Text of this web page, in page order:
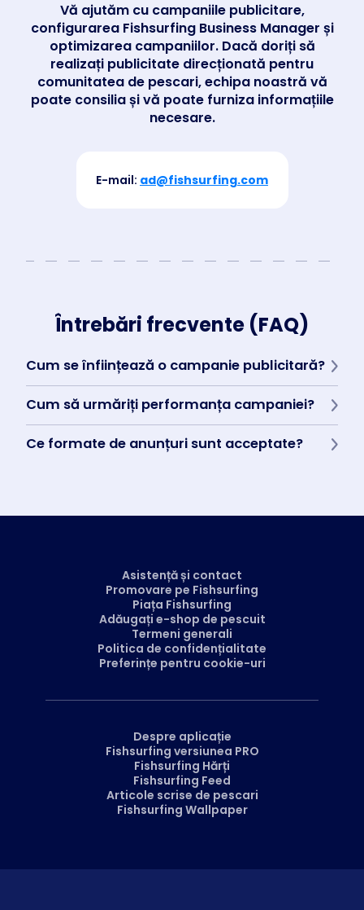
Vă ajutăm cu campaniile publicitare,
configurarea Fishsurfing Business Manager și
optimizarea campaniilor. Dacă doriți să
realizați publicitate direcționată pentru
comunitatea de pescari, echipa noastră vă
poate consilia și vă poate furniza informațiile
necesare.
E-mail: ad@fishsurfing.com
Întrebări frecvente (FAQ)
Cum se înființează o campanie publicitară?
configurați targetarea. Dacă este necesar, contactați echipa
noastră de vânzări.
Cum să urmăriți performanța campaniei?
Ce formate de anunțuri sunt acceptate?
Asistență și contact
Promovare pe Fishsurfing
Piața Fishsurfing
Adăugați e-shop de pescuit
Termeni generali
Politica de confidențialitate
Preferințe pentru cookie-uri
Despre aplicație
Fishsurfing versiunea PRO
Fishsurfing Hărți
Fishsurfing Feed
Articole scrise de pescari
Fishsurfing Wallpaper